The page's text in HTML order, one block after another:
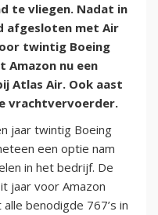
te vliegen. Nadat in
afgesloten met Air
twintig Boeing
Amazon nu een
Atlas Air. Ook aast
vrachtvervoerder.
jaar twintig Boeing
een optie nam
in het bedrijf. De
jaar voor Amazon
benodigde 767’s in